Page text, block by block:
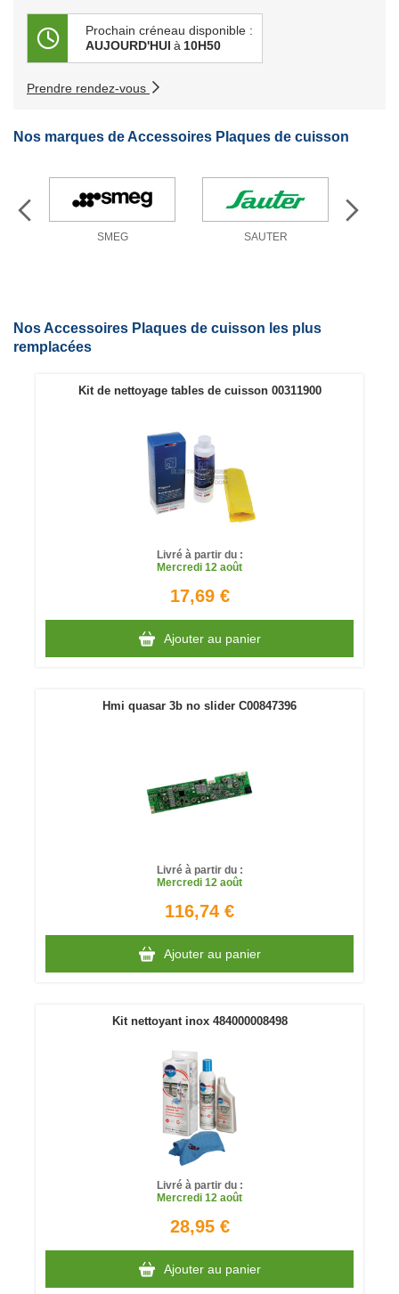
Prochain créneau disponible :
AUJOURD'HUI à 10H50
Prendre rendez-vous
Nos marques de Accessoires Plaques de cuisson
SMEG SAUTER
Nos Accessoires Plaques de cuisson les plus
remplacées
Kit de nettoyage tables de cuisson 00311900
Livré à partir du :
Mercredi 12 août
17,69 €
Ajouter au panier
Hmi quasar 3b no slider C00847396
Livré à partir du :
Mercredi 12 août
116,74 €
Ajouter au panier
Kit nettoyant inox 484000008498
Livré à partir du :
Mercredi 12 août
28,95 €
Ajouter au panier